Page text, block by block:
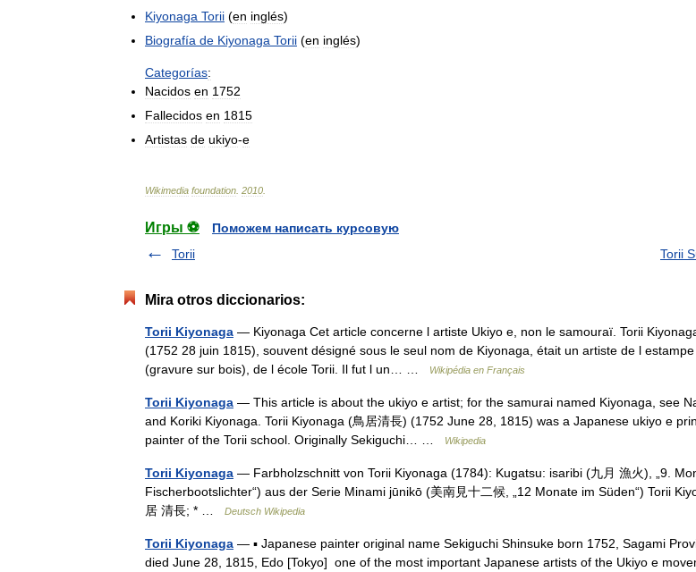
Kiyonaga Torii (en inglés)
Biografía de Kiyonaga Torii (en inglés)
Categorías:
Nacidos en 1752
Fallecidos en 1815
Artistas de ukiyo-e
Wikimedia foundation 2010
Игры ⚽
Поможем написать курсовую
Torii
Torii
Mira otros diccionarios:
Torii Kiyonaga — Kiyonaga Cet article concerne l artiste Ukiyo e, non le samouraï. Torii
(1752 28 juin 1815), souvent désigné sous le seul nom de Kiyonaga, était un artiste de l
(gravure sur bois), de l école Torii. Il fut l un… …
Wikipédia en Français
Torii Kiyonaga — This article is about the ukiyo e artist; for the samurai named Kiyonaga, see
and Koriki Kiyonaga. Torii Kiyonaga (鳥居清長) (1752 June 28, 1815) was a Japanese ukiyo e
painter of the Torii school. Originally Sekiguchi… …
Wikipedia
Torii Kiyonaga — Farbholzschnitt von Torii Kiyonaga (1784): Kugatsu: isaribi (九月 漁火), „9.
Fischerbootslichter“) aus der Serie Minami jūnikō (美南見十二候, „12 Monate im Süden“) Torii
居 清長; * …
Deutsch Wikipedia
Torii Kiyonaga — ▪ Japanese painter original name Sekiguchi Shinsuke born 1752, Sagami
died June 28, 1815, Edo [Tokyo] one of the most important Japanese artists of the Ukiyo e